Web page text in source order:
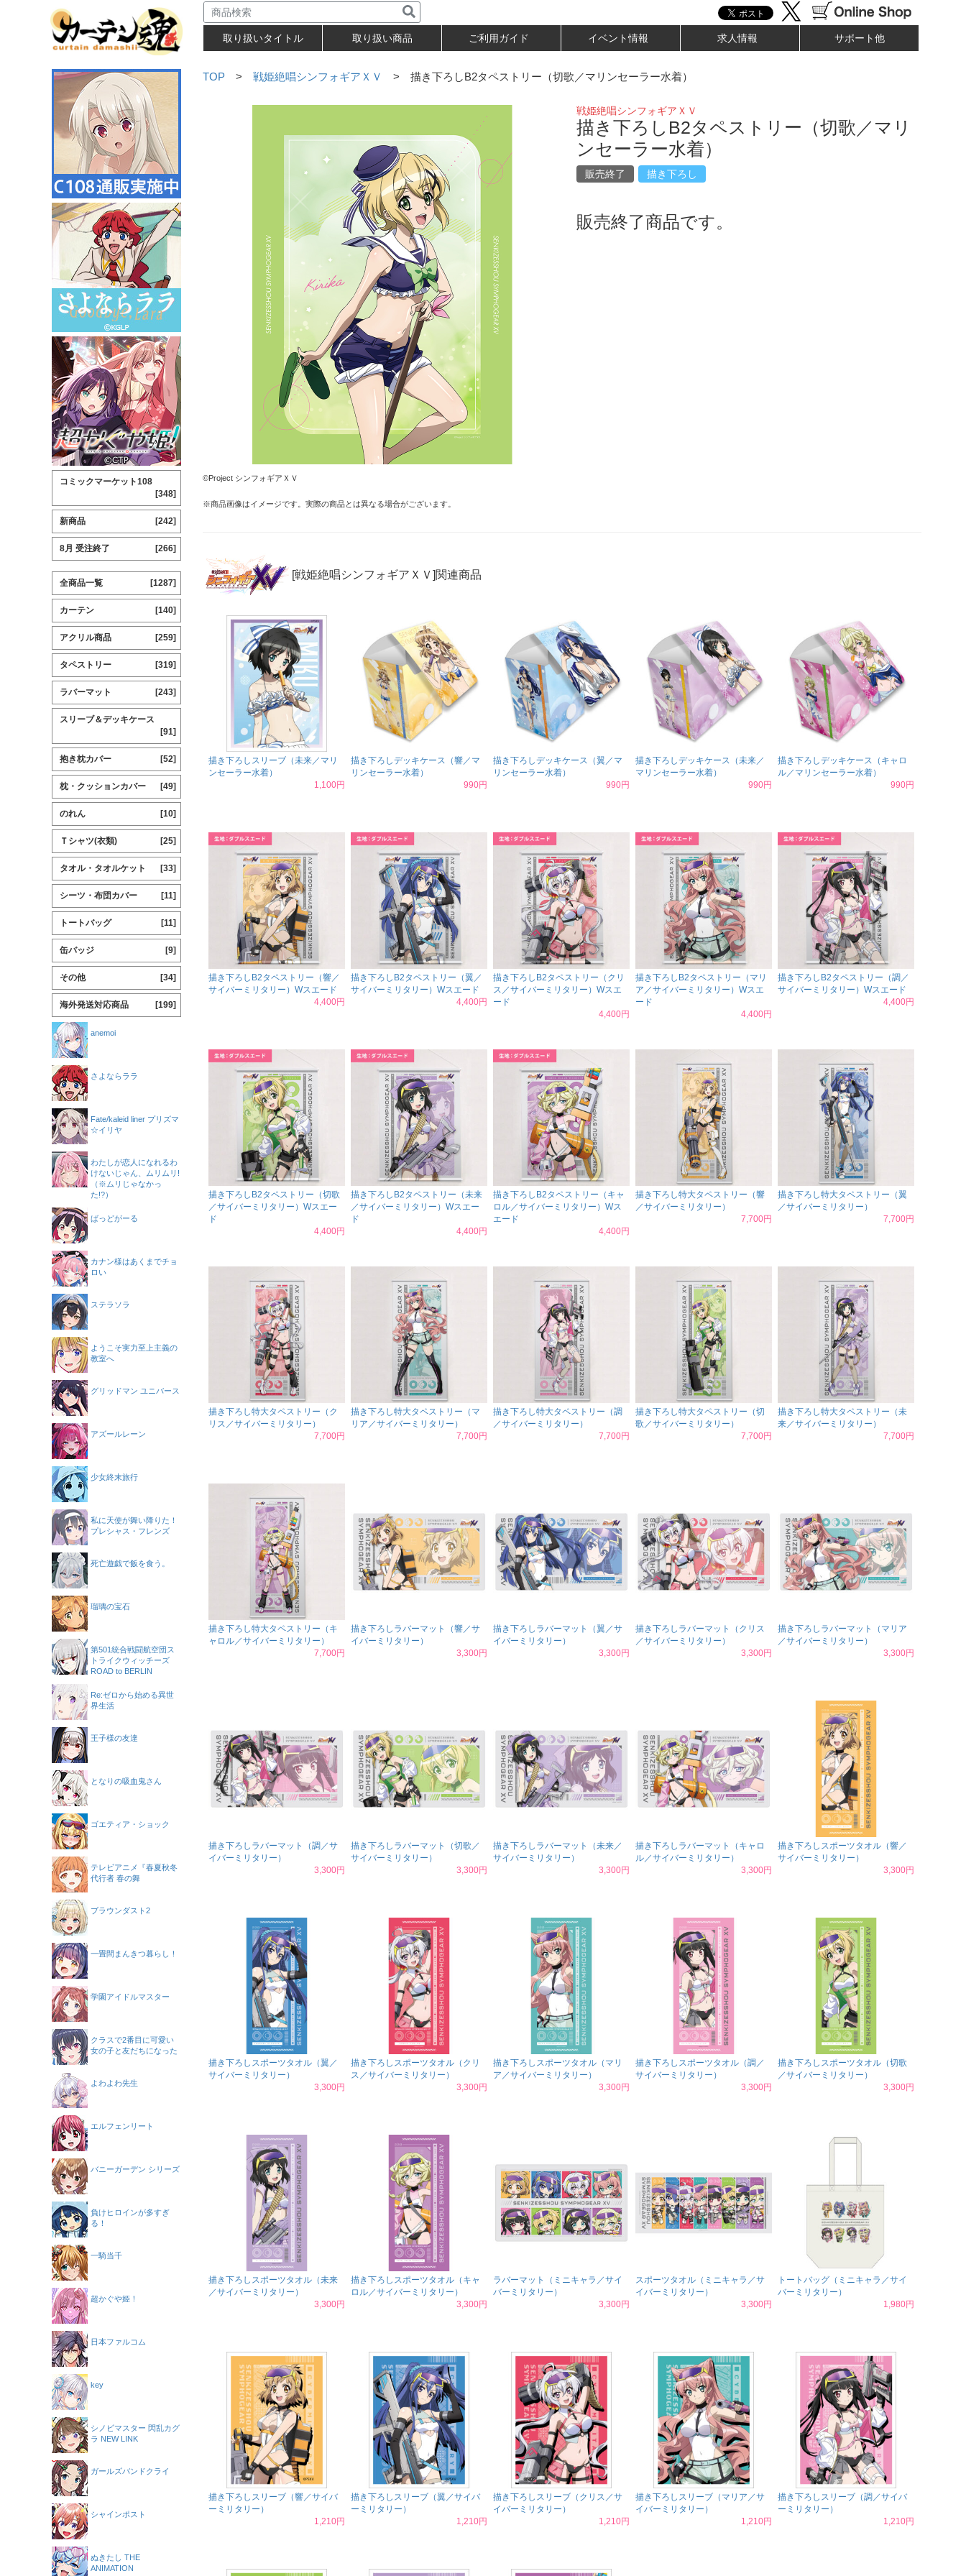
取り扱いタイトル 取り扱い商品 ご利用ガイド イベント情報 求人情報 サポート他
TOP > 戦姫絶唱シンフォギアＸＶ > 描き下ろしB2タペストリー（切歌／マリンセーラー水着）
©Project シンフォギアＸＶ
※商品画像はイメージです。実際の商品とは異なる場合がございます。
戦姫絶唱シンフォギアＸＶ
描き下ろしB2タペストリー（切歌／マリ
ンセーラー水着）
販売終了 描き下ろし
販売終了商品です。
[戦姫絶唱シンフォギアＸＶ]関連商品
描き下ろしスリーブ（未来／マリ
ンセーラー水着）
1,100円
描き下ろしデッキケース（響／マ
リンセーラー水着）
990円
描き下ろしデッキケース（翼／マ
リンセーラー水着）
990円
描き下ろしデッキケース（未来／
マリンセーラー水着）
990円
描き下ろしデッキケース（キャロ
ル／マリンセーラー水着）
990円
描き下ろしB2タペストリー（響／
サイバーミリタリー）Wスエード
4,400円
描き下ろしB2タペストリー（翼／
サイバーミリタリー）Wスエード
4,400円
描き下ろしB2タペストリー（クリ
ス／サイバーミリタリー）Wスエ
ード
4,400円
描き下ろしB2タペストリー（マリ
ア／サイバーミリタリー）Wスエ
ード
4,400円
描き下ろしB2タペストリー（調／
サイバーミリタリー）Wスエード
4,400円
描き下ろしB2タペストリー（切歌
／サイバーミリタリー）Wスエー
ド
4,400円
描き下ろしB2タペストリー（未来
／サイバーミリタリー）Wスエー
ド
4,400円
描き下ろしB2タペストリー（キャ
ロル／サイバーミリタリー）Wス
エード
4,400円
描き下ろし特大タペストリー（響
／サイバーミリタリー）
7,700円
描き下ろし特大タペストリー（翼
／サイバーミリタリー）
7,700円
描き下ろし特大タペストリー（ク
リス／サイバーミリタリー）
7,700円
描き下ろし特大タペストリー（マ
リア／サイバーミリタリー）
7,700円
描き下ろし特大タペストリー（調
／サイバーミリタリー）
7,700円
描き下ろし特大タペストリー（切
歌／サイバーミリタリー）
7,700円
描き下ろし特大タペストリー（未
来／サイバーミリタリー）
7,700円
描き下ろし特大タペストリー（キ
ャロル／サイバーミリタリー）
7,700円
描き下ろしラバーマット（響／サ
イバーミリタリー）
3,300円
描き下ろしラバーマット（翼／サ
イバーミリタリー）
3,300円
描き下ろしラバーマット（クリス
／サイバーミリタリー）
3,300円
描き下ろしラバーマット（マリア
／サイバーミリタリー）
3,300円
描き下ろしラバーマット（調／サ
イバーミリタリー）
3,300円
描き下ろしラバーマット（切歌／
サイバーミリタリー）
3,300円
描き下ろしラバーマット（未来／
サイバーミリタリー）
3,300円
描き下ろしラバーマット（キャロ
ル／サイバーミリタリー）
3,300円
描き下ろしスポーツタオル（響／
サイバーミリタリー）
3,300円
描き下ろしスポーツタオル（翼／
サイバーミリタリー）
3,300円
描き下ろしスポーツタオル（クリ
ス／サイバーミリタリー）
3,300円
描き下ろしスポーツタオル（マリ
ア／サイバーミリタリー）
3,300円
描き下ろしスポーツタオル（調／
サイバーミリタリー）
3,300円
描き下ろしスポーツタオル（切歌
／サイバーミリタリー）
3,300円
描き下ろしスポーツタオル（未来
／サイバーミリタリー）
3,300円
描き下ろしスポーツタオル（キャ
ロル／サイバーミリタリー）
3,300円
ラバーマット（ミニキャラ／サイ
バーミリタリー）
3,300円
スポーツタオル（ミニキャラ／サ
イバーミリタリー）
3,300円
トートバッグ（ミニキャラ／サイ
バーミリタリー）
1,980円
描き下ろしスリーブ（響／サイバ
ーミリタリー）
1,210円
描き下ろしスリーブ（翼／サイバ
ーミリタリー）
1,210円
描き下ろしスリーブ（クリス／サ
イバーミリタリー）
1,210円
描き下ろしスリーブ（マリア／サ
イバーミリタリー）
1,210円
描き下ろしスリーブ（調／サイバ
ーミリタリー）
1,210円
コミックマーケット108
[348]
新商品 [242]
8月 受注終了 [266]
全商品一覧 [1287]
カーテン [140]
アクリル商品 [259]
タペストリー [319]
ラバーマット [243]
スリーブ＆デッキケース
[91]
抱き枕カバー [52]
枕・クッションカバー [49]
のれん [10]
Ｔシャツ(衣類) [25]
タオル・タオルケット [33]
シーツ・布団カバー [11]
トートバッグ [11]
缶バッジ [9]
その他 [34]
海外発送対応商品 [199]
anemoi
さよならララ
Fate/kaleid liner プリズマ
☆イリヤ
わたしが恋人になれるわ
けないじゃん、ムリムリ!
（※ムリじゃなかっ
た!?）
ばっどがーる
カナン様はあくまでチョ
ロい
ステラソラ
ようこそ実力至上主義の
教室へ
グリッドマン ユニバース
アズールレーン
少女終末旅行
私に天使が舞い降りた！
プレシャス・フレンズ
死亡遊戯で飯を食う。
瑠璃の宝石
第501統合戦闘航空団ス
トライクウィッチーズ
ROAD to BERLIN
Re:ゼロから始める異世
界生活
王子様の友達
となりの吸血鬼さん
ゴエティア・ショック
テレビアニメ『春夏秋冬
代行者 春の舞
ブラウンダスト2
一畳間まんきつ暮らし！
学園アイドルマスター
クラスで2番目に可愛い
女の子と友だちになった
よわよわ先生
エルフェンリート
バニーガーデン シリーズ
負けヒロインが多すぎ
る！
一騎当千
超かぐや姫！
日本ファルコム
key
シノビマスター 閃乱カグ
ラ NEW LINK
ガールズバンドクライ
シャインポスト
ぬきたし THE
ANIMATION